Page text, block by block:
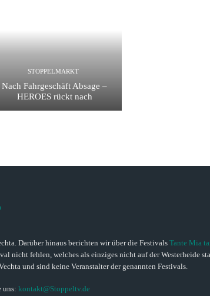
STOPPELMARKT
Nach Fahrgeschäft Absage –
HEROES rückt nach
Darüber hinaus berichten wir über die FestivalsTante Mia
nicht fehlen, welches als einziges nicht auf der Westerheide
und sind keine Veranstalter der genannten Festivals.
uns: kontakt@Stoppeltv.de